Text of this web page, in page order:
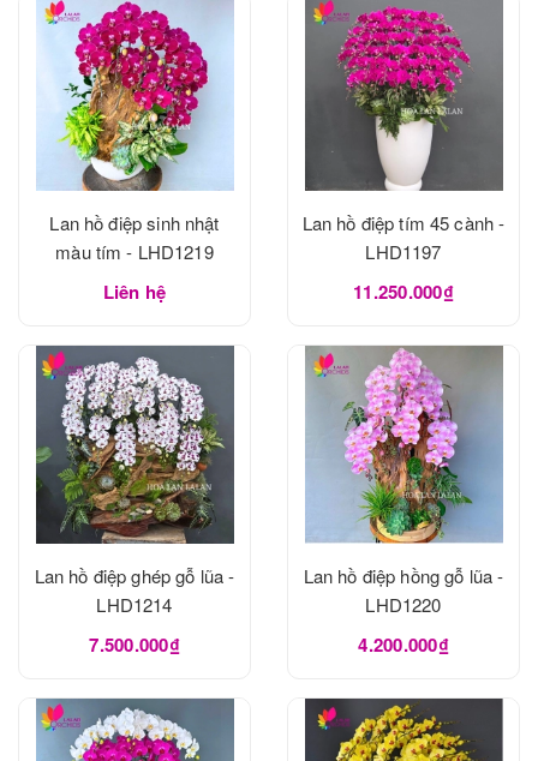
Lan hồ điệp sinh nhật
màu tím - LHD1219
Liên hệ
Lan hồ điệp tím 45 cành -
LHD1197
11.250.000₫
Lan hồ điệp ghép gỗ lũa -
LHD1214
7.500.000₫
Lan hồ điệp hồng gỗ lũa -
LHD1220
4.200.000₫